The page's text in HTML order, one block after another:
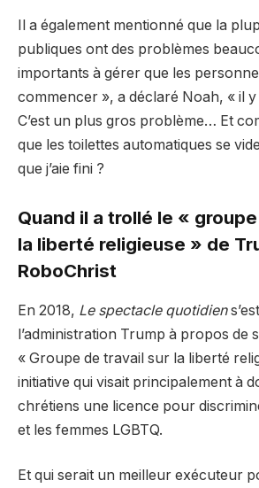
Il a également mentionné que la
publiques ont des problèmes
importants à gérer que les
commencer », a déclaré Noah, « il
C’est un plus gros problème… Et
que les toilettes automatiques se
que j’aie fini ?
Quand il a trollé le «
la liberté religieuse » de
RoboChrist
En 2018, Le spectacle quotidien
l’administration Trump à propos de
« Groupe de travail sur la liberté
initiative qui visait principalement à
chrétiens une licence pour
et les femmes LGBTQ.
Et qui serait un meilleur exécuteur